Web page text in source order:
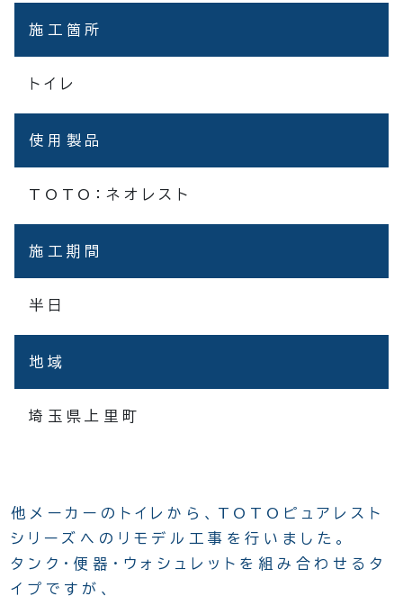
施工箇所
トイレ
使用製品
TOTO：ネオレスト
施工期間
半日
地域
埼玉県上里町
他メーカーのトイレから、TOTOピュアレスト
シリーズへのリモデル工事を行いました。
タンク・便器・ウォシュレットを組み合わせるタ
イプですが、